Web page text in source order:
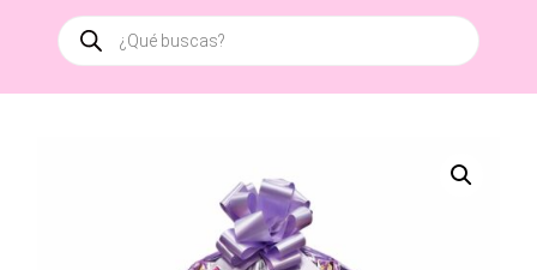
Búsqueda
de
productos